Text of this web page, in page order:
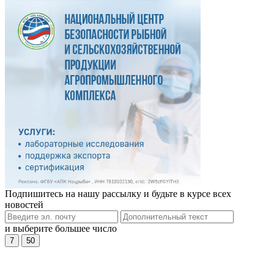
Подпишитесь на нашу рассылку и будьте в курсе всех
новостей
и выберите большее число
7 50